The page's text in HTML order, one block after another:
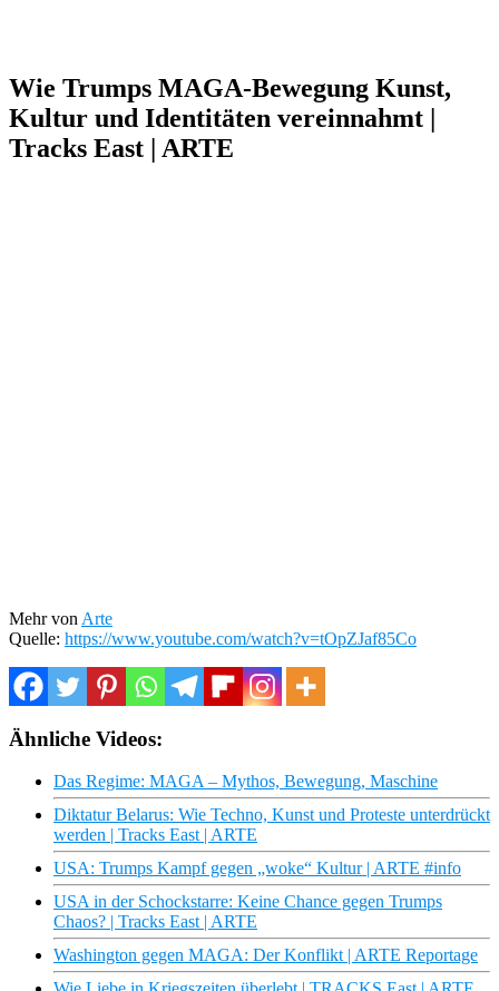
Wie Trumps MAGA-Bewegung Kunst,
Kultur und Identitäten vereinnahmt |
Tracks East | ARTE
Mehr von Arte
Quelle: https://www.youtube.com/watch?v=tOpZJaf85Co
Ähnliche Videos:
Das Regime: MAGA – Mythos, Bewegung, Maschine
Diktatur Belarus: Wie Techno, Kunst und Proteste unterdrückt
werden | Tracks East | ARTE
USA: Trumps Kampf gegen „woke“ Kultur | ARTE #info
USA in der Schockstarre: Keine Chance gegen Trumps
Chaos? | Tracks East | ARTE
Washington gegen MAGA: Der Konflikt | ARTE Reportage